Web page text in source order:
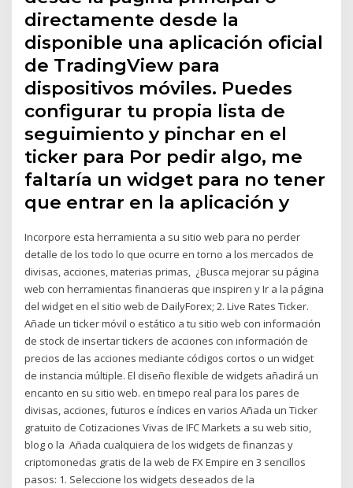
directamente desde la
disponible una aplicación oficial
de TradingView para
dispositivos móviles. Puedes
configurar tu propia lista de
seguimiento y pinchar en el
ticker para Por pedir algo, me
faltaría un widget para no tener
que entrar en la aplicación y
Incorpore esta herramienta a su sitio web para no perder
detalle de los todo lo que ocurre en torno a los mercados de
divisas, acciones, materias primas, ¿Busca mejorar su página
web con herramientas financieras que inspiren y Ir a la página
del widget en el sitio web de DailyForex; 2. Live Rates Ticker.
Añade un ticker móvil o estático a tu sitio web con información
de stock de insertar tickers de acciones con información de
precios de las acciones mediante códigos cortos o un widget
de instancia múltiple. El diseño flexible de widgets añadirá un
encanto en su sitio web. en timepo real para los pares de
divisas, acciones, futuros e índices en varios Añada un Ticker
gratuito de Cotizaciones Vivas de IFC Markets a su web sitio,
blog o la Añada cualquiera de los widgets de finanzas y
criptomonedas gratis de la web de FX Empire en 3 sencillos
pasos: 1. Seleccione los widgets deseados de la